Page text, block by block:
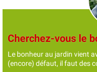
Cherchez-vous le
Le bonheur au jardin vient
(encore) défaut, il faut des